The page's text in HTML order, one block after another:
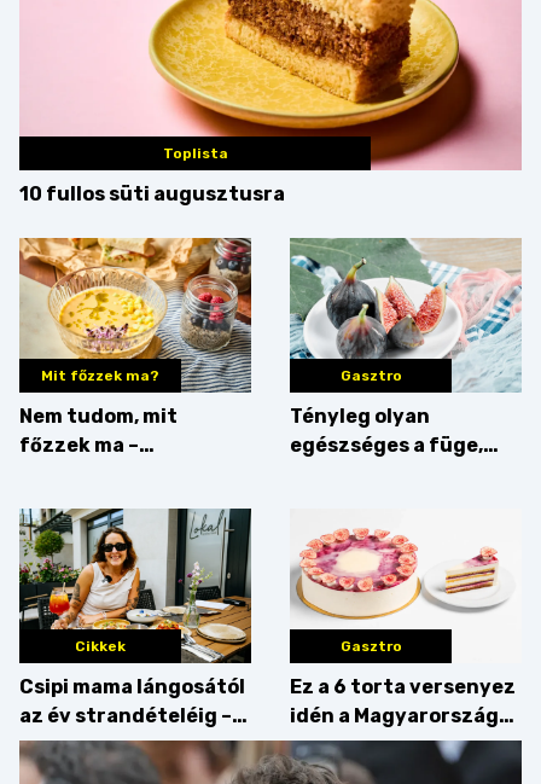
Toplista
10 fullos süti augusztusra
Mit főzzek ma?
Nem tudom, mit
főzzek ma –
Gasztro
Tényleg olyan
egészséges a füge,
Cikkek
Csipi mama lángosától
az év strandételéig –
idén is felzabáltuk a
Balaton déli partját
Gasztro
Ez a 6 torta versenyez
idén a Magyarország
tortája címért